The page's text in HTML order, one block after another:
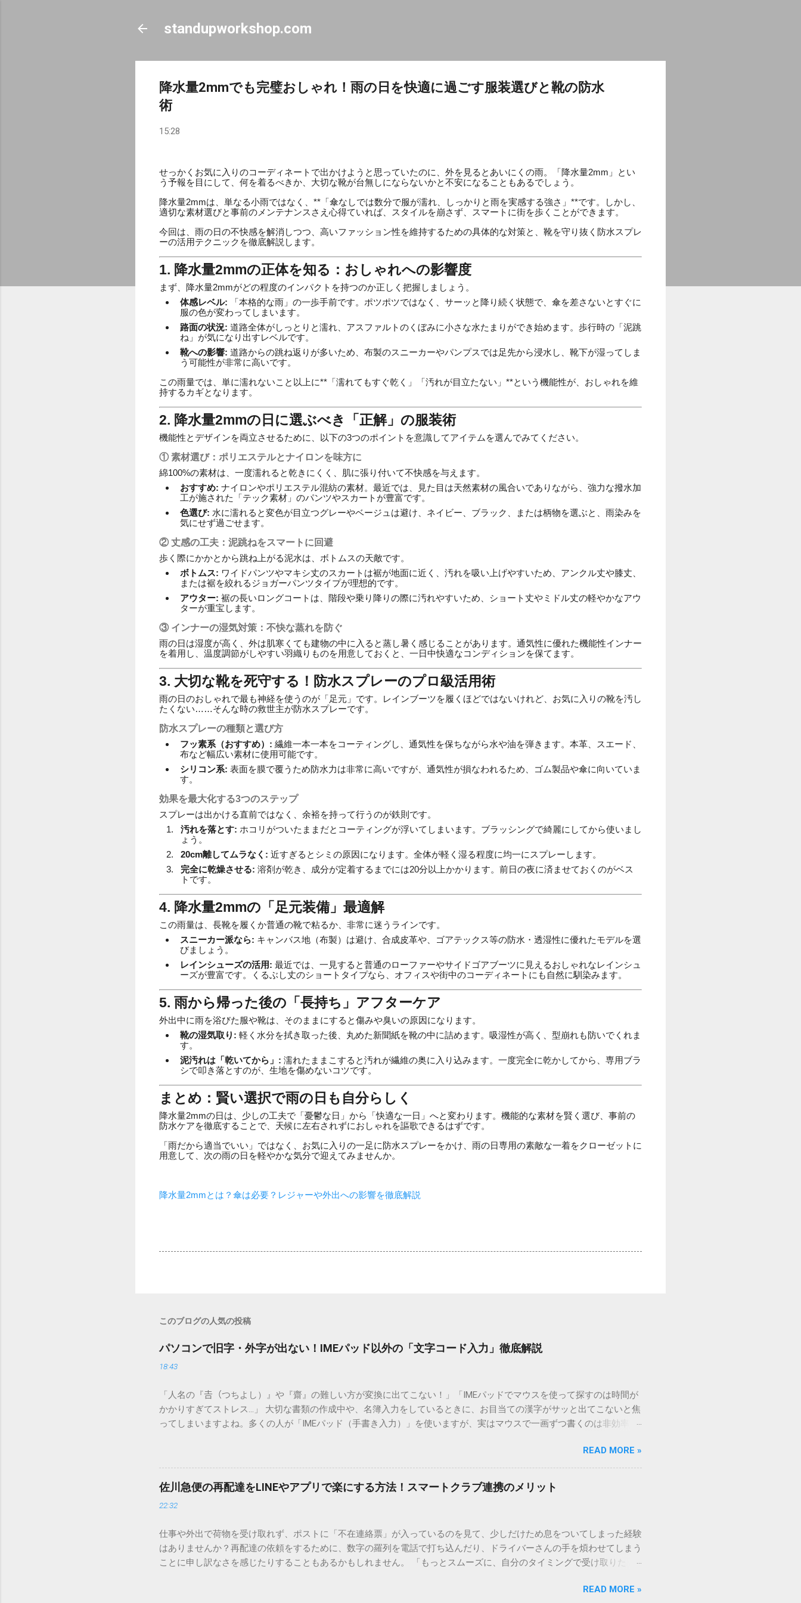
standupworkshop.com
降水量2mmでも完璧おしゃれ！雨の日を快適に過ごす服装選びと靴の防水
術
15:28
せっかくお気に入りのコーディネートで出かけようと思っていたのに、外を見るとあいにくの雨。「降水量2mm」とい
う予報を目にして、何を着るべきか、大切な靴が台無しにならないかと不安になることもあるでしょう。
降水量2mmは、単なる小雨ではなく、**「傘なしでは数分で服が濡れ、しっかりと雨を実感する強さ」**です。しかし、
適切な素材選びと事前のメンテナンスさえ心得ていれば、スタイルを崩さず、スマートに街を歩くことができます。
今回は、雨の日の不快感を解消しつつ、高いファッション性を維持するための具体的な対策と、靴を守り抜く防水スプレ
ーの活用テクニックを徹底解説します。
1. 降水量2mmの正体を知る：おしゃれへの影響度
まず、降水量2mmがどの程度のインパクトを持つのか正しく把握しましょう。
体感レベル: 「本格的な雨」の一歩手前です。ポツポツではなく、サーッと降り続く状態で、傘を差さないとすぐに
服の色が変わってしまいます。
路面の状況: 道路全体がしっとりと濡れ、アスファルトのくぼみに小さな水たまりができ始めます。歩行時の「泥跳
ね」が気になり出すレベルです。
靴への影響: 道路からの跳ね返りが多いため、布製のスニーカーやパンプスでは足先から浸水し、靴下が湿ってしま
う可能性が非常に高いです。
この雨量では、単に濡れないこと以上に**「濡れてもすぐ乾く」「汚れが目立たない」**という機能性が、おしゃれを維
持するカギとなります。
2. 降水量2mmの日に選ぶべき「正解」の服装術
機能性とデザインを両立させるために、以下の3つのポイントを意識してアイテムを選んでみてください。
① 素材選び：ポリエステルとナイロンを味方に
綿100%の素材は、一度濡れると乾きにくく、肌に張り付いて不快感を与えます。
おすすめ: ナイロンやポリエステル混紡の素材。最近では、見た目は天然素材の風合いでありながら、強力な撥水加
工が施された「テック素材」のパンツやスカートが豊富です。
色選び: 水に濡れると変色が目立つグレーやベージュは避け、ネイビー、ブラック、または柄物を選ぶと、雨染みを
気にせず過ごせます。
② 丈感の工夫：泥跳ねをスマートに回避
歩く際にかかとから跳ね上がる泥水は、ボトムスの天敵です。
ボトムス: ワイドパンツやマキシ丈のスカートは裾が地面に近く、汚れを吸い上げやすいため、アンクル丈や膝丈、
または裾を絞れるジョガーパンツタイプが理想的です。
アウター: 裾の長いロングコートは、階段や乗り降りの際に汚れやすいため、ショート丈やミドル丈の軽やかなアウ
ターが重宝します。
③ インナーの湿気対策：不快な蒸れを防ぐ
雨の日は湿度が高く、外は肌寒くても建物の中に入ると蒸し暑く感じることがあります。通気性に優れた機能性インナー
を着用し、温度調節がしやすい羽織りものを用意しておくと、一日中快適なコンディションを保てます。
3. 大切な靴を死守する！防水スプレーのプロ級活用術
雨の日のおしゃれで最も神経を使うのが「足元」です。レインブーツを履くほどではないけれど、お気に入りの靴を汚し
たくない……そんな時の救世主が防水スプレーです。
防水スプレーの種類と選び方
フッ素系（おすすめ）: 繊維一本一本をコーティングし、通気性を保ちながら水や油を弾きます。本革、スエード、
布など幅広い素材に使用可能です。
シリコン系: 表面を膜で覆うため防水力は非常に高いですが、通気性が損なわれるため、ゴム製品や傘に向いていま
す。
効果を最大化する3つのステップ
スプレーは出かける直前ではなく、余裕を持って行うのが鉄則です。
汚れを落とす: ホコリがついたままだとコーティングが浮いてしまいます。ブラッシングで綺麗にしてから使いまし
ょう。
20cm離してムラなく: 近すぎるとシミの原因になります。全体が軽く湿る程度に均一にスプレーします。
完全に乾燥させる: 溶剤が乾き、成分が定着するまでには20分以上かかります。前日の夜に済ませておくのがベス
トです。
4. 降水量2mmの「足元装備」最適解
この雨量は、長靴を履くか普通の靴で粘るか、非常に迷うラインです。
スニーカー派なら: キャンバス地（布製）は避け、合成皮革や、ゴアテックス等の防水・透湿性に優れたモデルを選
びましょう。
レインシューズの活用: 最近では、一見すると普通のローファーやサイドゴアブーツに見えるおしゃれなレインシュ
ーズが豊富です。くるぶし丈のショートタイプなら、オフィスや街中のコーディネートにも自然に馴染みます。
5. 雨から帰った後の「長持ち」アフターケア
外出中に雨を浴びた服や靴は、そのままにすると傷みや臭いの原因になります。
靴の湿気取り: 軽く水分を拭き取った後、丸めた新聞紙を靴の中に詰めます。吸湿性が高く、型崩れも防いでくれま
す。
泥汚れは「乾いてから」: 濡れたままこすると汚れが繊維の奥に入り込みます。一度完全に乾かしてから、専用ブラ
シで叩き落とすのが、生地を傷めないコツです。
まとめ：賢い選択で雨の日も自分らしく
降水量2mmの日は、少しの工夫で「憂鬱な日」から「快適な一日」へと変わります。機能的な素材を賢く選び、事前の
防水ケアを徹底することで、天候に左右されずにおしゃれを謳歌できるはずです。
「雨だから適当でいい」ではなく、お気に入りの一足に防水スプレーをかけ、雨の日専用の素敵な一着をクローゼットに
用意して、次の雨の日を軽やかな気分で迎えてみませんか。
降水量2mmとは？傘は必要？レジャーや外出への影響を徹底解説
このブログの人気の投稿
パソコンで旧字・外字が出ない！IMEパッド以外の「文字コード入力」徹底解説
18:43
「人名の『𠮷（つちよし）』や『齋』の難しい方が変換に出てこない！」「IMEパッドでマウスを使って探すのは時間が
かかりすぎてストレス…」 大切な書類の作成中や、名簿入力をしているときに、お目当ての漢字がサッと出てこないと焦
ってしまいますよね。多くの人が「IMEパッド（手書き入力）」を使いますが、実はマウスで一画ずつ書くのは非効率で
ードを打ち込むだけで一瞬で旧字や外字、特殊記号を呼び出す「文字コード入力」のテクニックを詳しく解説します。
この方法をマスターすれば、もう難しい漢字の入力で手を止める必要はありません。 1. なぜ「変換」しても旧字・外字
が出てこないのか？ そもそも、なぜ普通の変換で出てこない漢字があるのでしょうか。その理由は、パソコンが文字を
認識する仕組みにあります。 日本のパソコンで一般的に使われる漢字は、JIS規格（日本産業規格）によって「第1水
準」「第2水準」といった形で整理されています。しかし、人名や地名に使われる非常に古い漢字（旧字）や、特定の組
「Unicode（ユニコード）」や「JISコード」といった 文字コード です。パソコン上のすべての文字には、いわば「住
所」のような番号が割り振られています。変換候補に出ない文字でも、この住所（コード）を直接指定すれば、確実に呼
び出すことができるのです。 2. Windows標準機能！文字コードで漢字を出す「16進数入力」 最も汎用性が高く、特別な
できます。 具体的な手順（Unicode入力） 入力したい文字の「Unicode（例：20BB7）」を把握する。 入力モードを「半
READ MORE »
佐川急便の再配達をLINEやアプリで楽にする方法！スマートクラブ連携のメリット
22:32
仕事や外出で荷物を受け取れず、ポストに「不在連絡票」が入っているのを見て、少しだけため息をついてしまった経験
はありませんか？再配達の依頼をするために、数字の羅列を電話で打ち込んだり、ドライバーさんの手を煩わせてしまう
ことに申し訳なさを感じたりすることもあるかもしれません。 「もっとスムーズに、自分のタイミングで受け取りた
ビス「スマートクラブ」と、LINEや公式アプリの連携です。これらを活用するだけで、再配達のストレスは驚くほど軽く
READ MORE »